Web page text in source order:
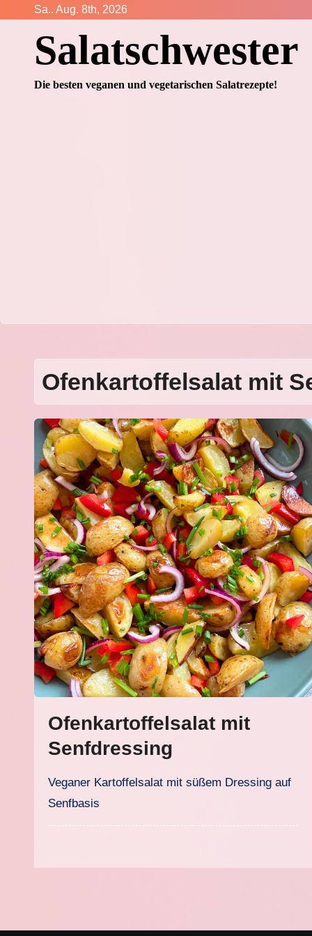
springen
Sa.. Aug. 8th, 2026
Salatschwester
Die besten veganen und vegetarischen Salatrezepte!
Ofenkartoffelsalat mit
Ofenkartoffelsalat mit
Senfdressing
Veganer Kartoffelsalat mit süßem Dressing auf
Senfbasis